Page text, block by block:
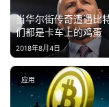
当华尔街传奇遭遇比
们都是卡车上的鸡蛋
2018年8月4日
应用